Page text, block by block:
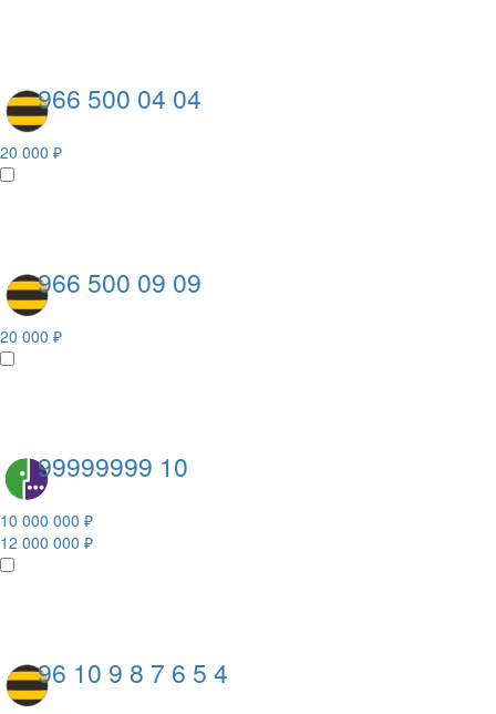
966 500 04 04
20 000 ₽
966 500 09 09
20 000 ₽
99999999 10
10 000 000 ₽
12 000 000 ₽
96 10 9 8 7 6 5 4